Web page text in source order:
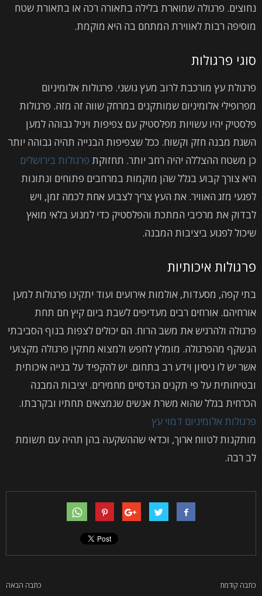
נחוצים. פרגולה שמוארת בלילה בתאורה רכה או בתאורת שטח
מוסיפה רבות לאווירת המתחם בה היא מוקמת.
סוגי פרגולות
פרגולת עץ מורכבת לרוב מעץ גושני. פרגולות אלומיניום
מפרופילי אלומיניום שמותקנים במרחק שווה זה מזה. פרגולות
פלסטיק יהיו עשויות מפלסטיק עם צפיפות ויניל גבוהה למען
השגת מבנה חזק וקשוח. ככל שצפיפות הבנייה תהיה גבוהה יותר
כן משטח ההצללה יהיה רחב יותר. תחזוקת פרגולות בירושלים
היא צורך קבוע בגלל שהן מוקמות במרחבים פתוחים ונתונות
לפגעי מזג האוויר. את העץ צריך לצבוע אחת לכמה זמן, ויש
לבדוק את מרכיבי המתכת והפלסטיק כדי למנוע בלאי מואץ
שיכול לפגוע ביציבות המבנה.
פרגולות איכותיות
בתי קפה, מסעדות, אולמות אירועים ועוד יתקינו פרגולות למען
אורחיהם. אורחים רבים מעדיפים לשבת ביום קיץ חם תחת
פרגולה ולהרגיש את משב הרוח. הם יכולים לצפות בנוף הסביבתי
הנשקף מהפרגולה. מומלץ לחפש ולמצוא מתקין פרגולה מקצועי
אשר יש לו ניסיון וידע רב בתחום. יש להקפיד על בנייה איכותית
ובטיחותית על פי תקנים הנדסיים מחמירים. יציבות המבנה
הכרחית בגלל שהוא משרת אנשים שנמצאים תחתיו ובקרבתו.
פרגולות אלומיניום דמוי עץ
מותקנות לטווח ארוך, וכדאי שההשקעה בהן תהיה עם תשומת
לב רבה.
כתבה קודמת כתבה הבאה